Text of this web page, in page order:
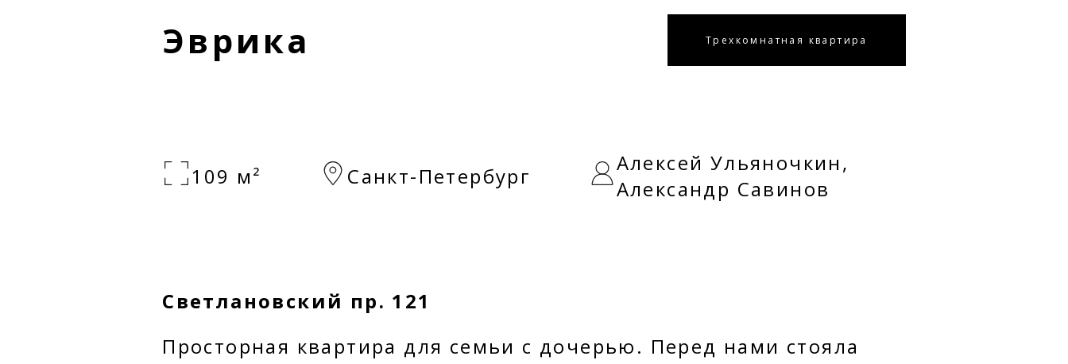
Эврика Трехкомнатная квартира
109 м² Санкт-Петербург
Алексей Ульяночкин,
Александр Савинов
Светлановский пр. 121
Просторная квартира для семьи с дочерью. Перед нами стояла